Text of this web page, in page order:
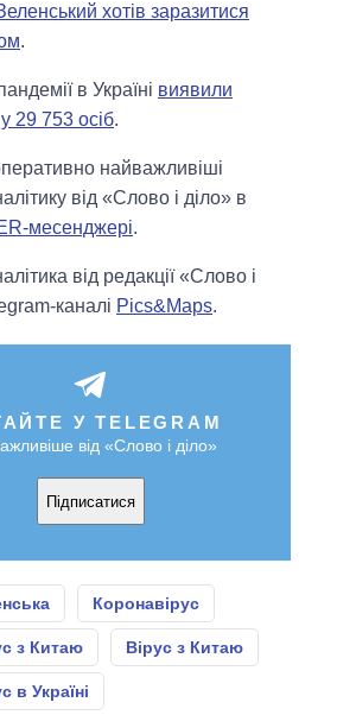
хотів заразитися
.
в Україні виявили
29 753 осіб.
найважливіші
від «Слово і діло» в
месенджері.
від редакції «Слово і
каналі Pics&Maps.
У TELEGRAM
від «Слово і діло»
Підписатися
Коронавірус
з Китаю Вірус з Китаю
в Україні